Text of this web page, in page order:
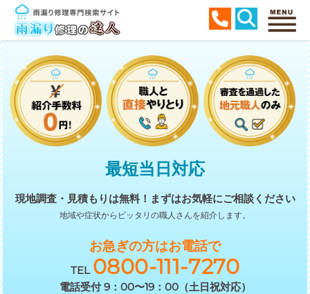
最短当日対応
現地調査・見積もりは無料！ まずはお気軽にご相談ください
地域や症状からピッタリの職人さんを紹介します。
お急ぎの方はお電話で
TEL 0800-111-7270
電話受付 9：00〜19：00（土日祝対応）